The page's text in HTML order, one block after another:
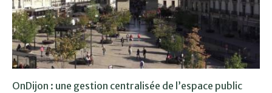
OnDijon : une gestion centralisée de l’espace public